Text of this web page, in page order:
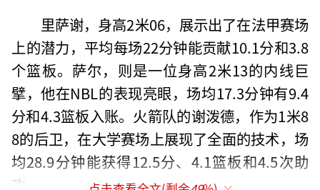
里萨谢，身高2米06，展示出了在法甲赛场
上的潜力，平均每场22分钟能贡献10.1分和3.8
个篮板。萨尔，则是一位身高2米13的内线巨
擘，他在NBL的表现亮眼，场均17.3分钟有9.4
分和4.3篮板入账。火箭队的谢泼德，作为1米8
8的后卫，在大学赛场上展现了全面的技术，场
均28.9分钟能获得12.5分、4.1篮板和4.5次助
攻。